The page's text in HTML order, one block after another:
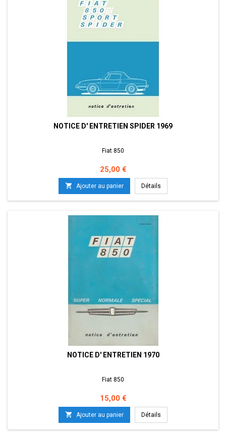
NOTICE D' ENTRETIEN SPIDER 1969
Fiat 850
Prix
25,00 €
 Ajouter au panier Détails
NOTICE D' ENTRETIEN 1970
Fiat 850
Prix
15,00 €
 Ajouter au panier Détails